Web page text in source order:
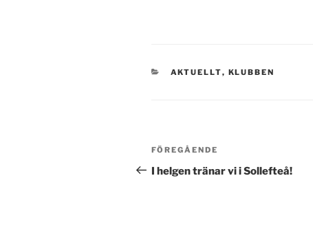
KATEGORIER
AKTUELLT, KLUBBEN
Inläggsnavigering
Föregående
inlägg
FÖREGÅENDE
I helgen tränar vi i Sollefteå!